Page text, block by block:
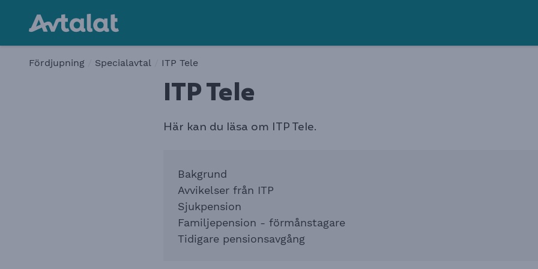
Fördjupning Specialavtal ITP Tele
ITP Tele
Här kan du läsa om ITP Tele.
Bakgrund
Avvikelser från ITP
Sjukpension
Familjepension - förmånstagare
Tidigare pensionsavgång